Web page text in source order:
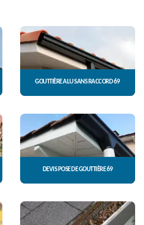
GOUTTIÈRE ALU SANS RACCORD 69
DEVIS POSE DE GOUTTIÈRE 69